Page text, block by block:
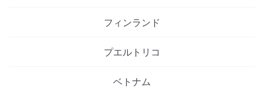
フィンランド
プエルトリコ
ベトナム